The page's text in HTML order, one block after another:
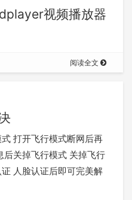
视频播放器
阅读全文
打开飞行模式断网后再
关掉飞行模式 关掉飞行
人脸认证后即可完美解